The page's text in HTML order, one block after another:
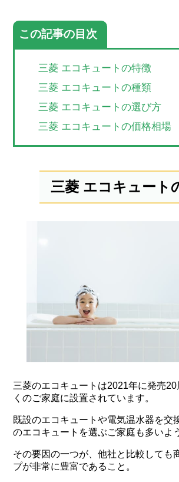
この記事の目次
三菱 エコキュートの特徴
三菱 エコキュートの種類
三菱 エコキュートの選び方
三菱 エコキュートの価格相場
三菱 エコキュート
三菱のエコキュートは2021年に発売
くのご家庭に設置されています。
既設のエコキュートや電気温水器を交
のエコキュートを選ぶご家庭も多いよ
その要因の一つが、他社と比較しても
プが非常に豊富であること。